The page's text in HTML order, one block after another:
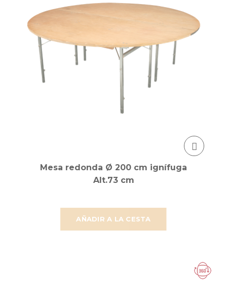
AÑADIR A LA CESTA
Mesa redonda Ø 200 cm ignífuga
Alt.73 cm